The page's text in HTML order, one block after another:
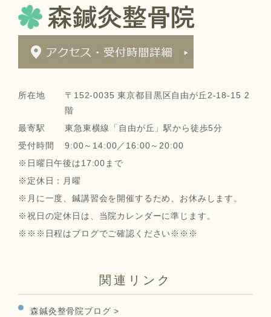
所在地
〒152-0035 東京都目黒区自由が丘2-18-15 2
階
最寄駅
東急東横線「自由が丘」駅から徒歩5分
受付時間
9:00～14:00／16:00～20:00
※日曜日午後は17:00まで
※定休日：月曜
※月に一度、鍼講習会を開催するため、お休みします。
※祝日の定休日は、当院カレンダーに準じます。
※※※日程はブログでご確認ください※※※
関連リンク
森鍼灸整骨院ブログ >